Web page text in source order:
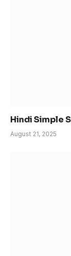
Hindi Simple
August 21, 2025